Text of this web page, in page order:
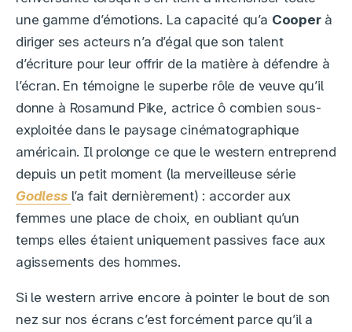
une gamme d’émotions. La capacité qu’a Cooperà
diriger ses acteurs n’a d’égal que son talent
d’écriture pour leur offrir de la matière à défendre à
l’écran. En témoigne le superbe rôle de veuve qu’il
donne à Rosamund Pike, actrice ô combien sous-
exploitée dans le paysage cinématographique
américain. Il prolonge ce que le western entreprend
depuis un petit moment (la merveilleuse série
Godless l’a fait dernièrement) : accorder aux
femmes une place de choix, en oubliant qu’un
temps elles étaient uniquement passives face aux
agissements des hommes.
Si le western arrive encore à pointer le bout de son
nez sur nos écrans c’est forcément parce qu’il a